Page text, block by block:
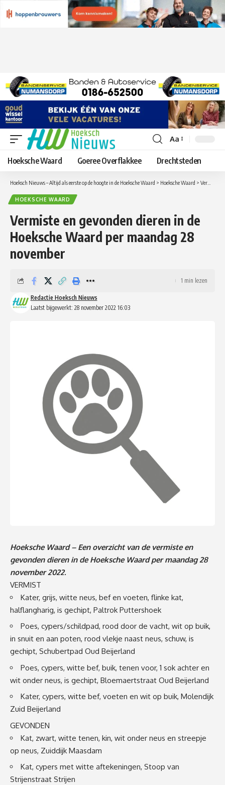
Lettergrootte
aanpassen
Aa
Hoeksche Waard Goeree Overflakkee Drechtsteden
Hoeksch Nieuws – Altijd als eerste op de hoogte in de Hoeksche Waard > Hoeksche Waard > Vermiste en gevonden dieren in de Hoeksche Waard per maandag 28 november
HOEKSCHE WAARD
Vermiste en gevonden dieren in de
Hoeksche Waard per maandag 28
november
Laatst bijgewerkt: 28 november 2022 16:03
Redactie Hoeksch Nieuws
1 min lezen
Hoeksche Waard – Een overzicht van de vermiste en
gevonden dieren in de Hoeksche Waard per maandag 28
november 2022.
VERMIST
Kater, grijs, witte neus, bef en voeten, flinke kat,
halflangharig, is gechipt, Paltrok Puttershoek
Poes, cypers/schildpad, rood door de vacht, wit op buik,
in snuit en aan poten, rood vlekje naast neus, schuw, is
gechipt, Schubertpad Oud Beijerland
Poes, cypers, witte bef, buik, tenen voor, 1 sok achter en
wit onder neus, is gechipt, Bloemaertstraat Oud Beijerland
Kater, cypers, witte bef, voeten en wit op buik, Molendijk
Zuid Beijerland
GEVONDEN
Kat, zwart, witte tenen, kin, wit onder neus en streepje
op neus, Zuiddijk Maasdam
Kat, cypers met witte aftekeningen, Stoop van
Strijenstraat Strijen